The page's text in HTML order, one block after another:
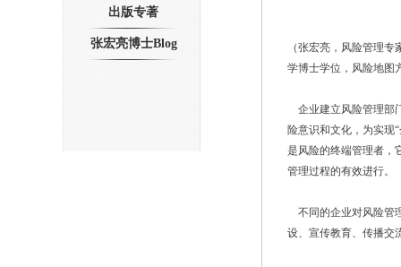
出版专著
张宏亮博士Blog
（张宏亮，风险管理
学博士学位，风险地图
企业建立风险管理部
险意识和文化，为实现
是风险的终端管理者，
管理过程的有效进行。
不同的企业对风险管
设、宣传教育、传播交